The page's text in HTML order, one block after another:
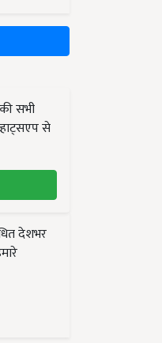
सभी
से
देशभर